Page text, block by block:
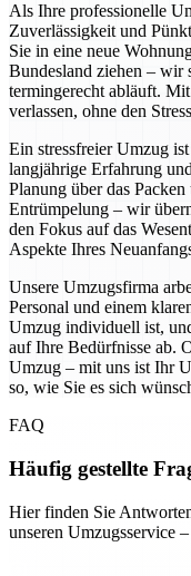
Als Ihre professionelle
Zuverlässigkeit und
Sie in eine neue
Bundesland ziehen – wir
termingerecht abläuft.
verlassen, ohne den
Ein stressfreier Umzug
langjährige Erfahrung
Planung über das
Entrümpelung – wir
den Fokus auf das
Aspekte Ihres
Unsere Umzugsfirma
Personal und einem
Umzug individuell ist,
auf Ihre Bedürfnisse ab.
Umzug – mit uns ist Ihr
so, wie Sie es sich
FAQ
Häufig gestellte
Hier finden Sie
unseren Umzugsservice